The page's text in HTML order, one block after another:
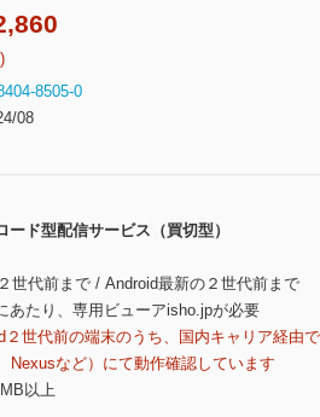
8505-0
08
ード型配信サービス（買切型）
世代前まで / Android最新の２世代前まで
あたり、専用ビューアisho.jpが必要
世代前の端末のうち、国内キャリア経由
Nexusなど）にて動作確認しています
以上